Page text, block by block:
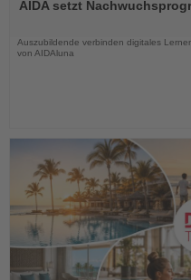
die
AIDA setzt
Auszubildende verbinden digitales
von AIDAluna